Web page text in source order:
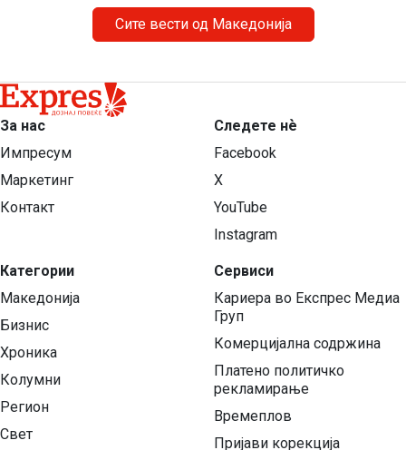
Сите вести од Македонија
За нас
Импресум
Маркетинг
Контакт
Категории
Македонија
Бизнис
Хроника
Колумни
Регион
Свет
Следете нѐ
Facebook
X
YouTube
Instagram
Сервиси
Кариера во Експрес Медиа
Груп
Комерцијална содржина
Платено политичко
рекламирање
Времеплов
Пријави корекција